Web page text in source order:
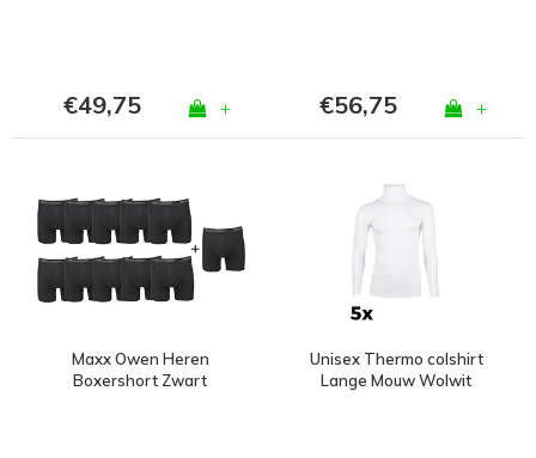
€49,75 + €56,75 +
Maxx Owen Heren
Boxershort Zwart
Unisex Thermo colshirt
Lange Mouw Wolwit